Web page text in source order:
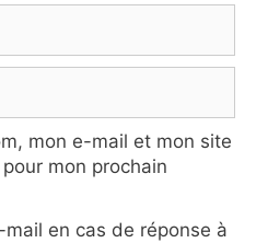
mon e-mail et mon site
mon prochain
en cas de réponse à